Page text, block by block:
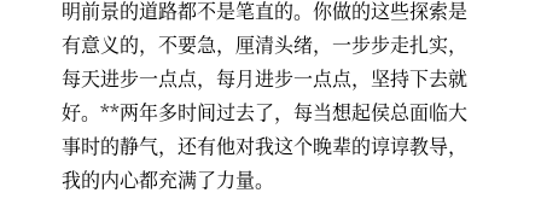
明前景的道路都不是笔直的。你做的这些探索是
有意义的，不要急，厘清头绪，一步步走扎实，
每天进步一点点，每月进步一点点，坚持下去就
好。**两年多时间过去了，每当想起侯总面临大
事时的静气，还有他对我这个晚辈的谆谆教导，
我的内心都充满了力量。